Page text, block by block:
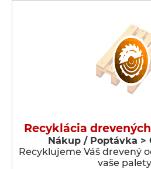
Recyklácia
Nákup / Poptávka >
Recyklujeme Váš drevený
vaše